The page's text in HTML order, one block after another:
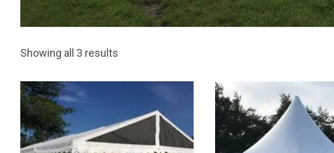
Showing all 3 results